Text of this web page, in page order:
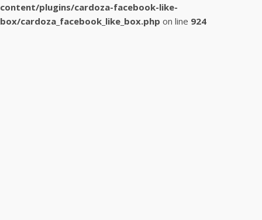
content/plugins/cardoza-facebook-like-
box/cardoza_facebook_like_box.php on line 924